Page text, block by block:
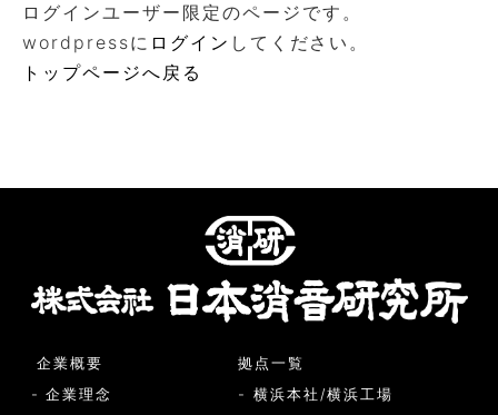
ログインユーザー限定のページです。
wordpressに ログイン してください。
トップページへ戻る
企業概要
- 企業理念
拠点一覧
- 横浜本社/横浜工場